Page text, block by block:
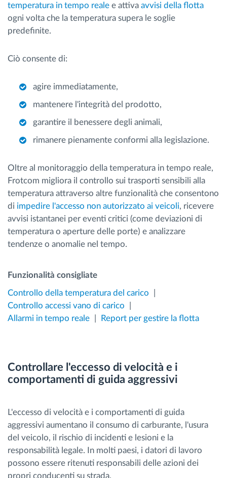
temperatura in tempo reale e attiva avvisi della flotta
ogni volta che la temperatura supera le soglie
predefinite.
Ciò consente di:
agire immediatamente,
mantenere l'integrità del prodotto,
garantire il benessere degli animali,
rimanere pienamente conformi alla legislazione.
Oltre al monitoraggio della temperatura in tempo reale,
Frotcom migliora il controllo sui trasporti sensibili alla
temperatura attraverso altre funzionalità che consentono
di impedire l'accesso non autorizzato ai veicoli, ricevere
avvisi istantanei per eventi critici (come deviazioni di
temperatura o aperture delle porte) e analizzare
tendenze o anomalie nel tempo.
Funzionalità consigliate
Controllo della temperatura del carico
Controllo accessi vano di carico
Allarmi in tempo reale
Report per gestire la flotta
Controllare l'eccesso di velocità e i
comportamenti di guida aggressivi
L'eccesso di velocità e i comportamenti di guida
aggressivi aumentano il consumo di carburante, l'usura
del veicolo, il rischio di incidenti e lesioni e la
responsabilità legale. In molti paesi, i datori di lavoro
possono essere ritenuti responsabili delle azioni dei
propri conducenti su strada.